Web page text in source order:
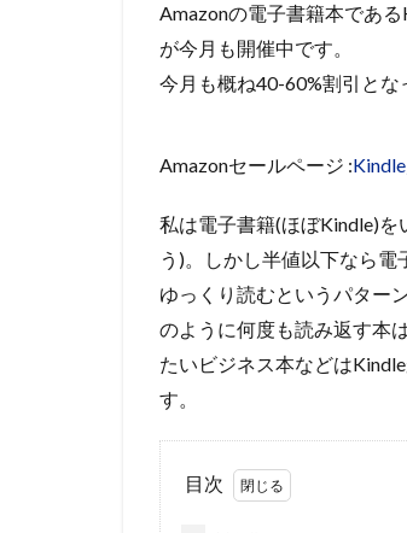
Amazonの電子書籍本であ
が今月も開催中です。
今月も概ね40-60%割引とな
Amazonセールページ :
私は電子書籍(ほぼKindle)
う)。しかし半値以下なら
ゆっくり読むというパター
のように何度も読み返す本
たいビジネス本などは
す。
目次